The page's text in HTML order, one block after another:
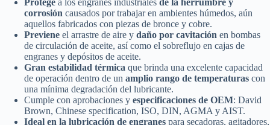
Protege a los engranes industriales de la herrumbre y
corrosión causados por trabajar en ambientes húmedos, aún
aquellos fabricados con piezas de bronce y cobre.
Previene el arrastre de aire y daño por cavitación en bombas
de circulación de aceite, así como el sobreflujo en cajas de
engranes y depósitos de aceite.
Gran estabilidad térmica que brinda una excelente capacidad
de operación dentro de un amplio rango de temperaturas con
una mínima degradación del lubricante.
Cumple con aprobaciones y especificaciones de OEM: David
Brown, Chinese specification, ISO, DIN, AGMA y AIST.
Ideal en la lubricación de engranes para secadoras, agitadores,